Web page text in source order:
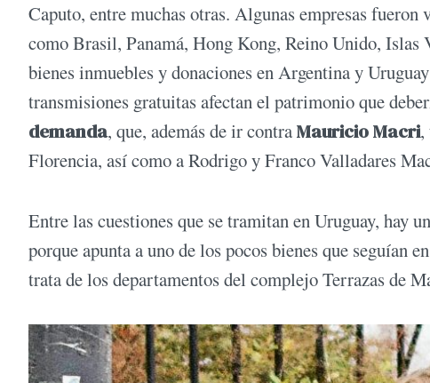
Caputo, entre muchas otras. Algunas empresas
como Brasil, Panamá, Hong Kong, Reino Unido,
bienes inmuebles y donaciones en Argentina y
transmisiones gratuitas afectan el patrimonio que
demanda, que, además de ir contraMauricio Macri,
Florencia, así como a Rodrigo y Franco Valladares
Entre las cuestiones que se tramitan en Uruguay, hay
porque apunta a uno de los pocos bienes que seguían
trata de los departamentos del complejo Terrazas de